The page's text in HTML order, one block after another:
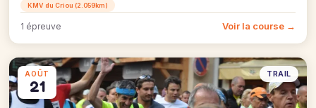
KMV du Criou (2.059km)
1 épreuve Voir la course →
AOÛT
21
TRAIL